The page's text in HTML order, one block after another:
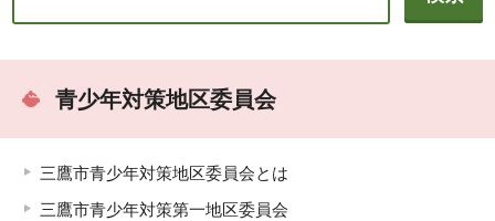
青少年対策地区委員会
三鷹市青少年対策地区委員会とは
三鷹市青少年対策第一地区委員会